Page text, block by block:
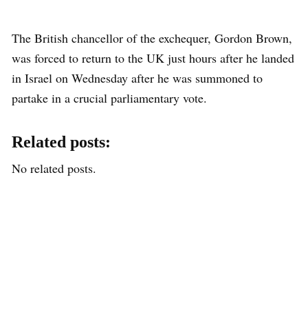
The British chancellor of the exchequer, Gordon Brown,
was forced to return to the UK just hours after he landed
in Israel on Wednesday after he was summoned to
partake in a crucial parliamentary vote.
Related posts:
No related posts.